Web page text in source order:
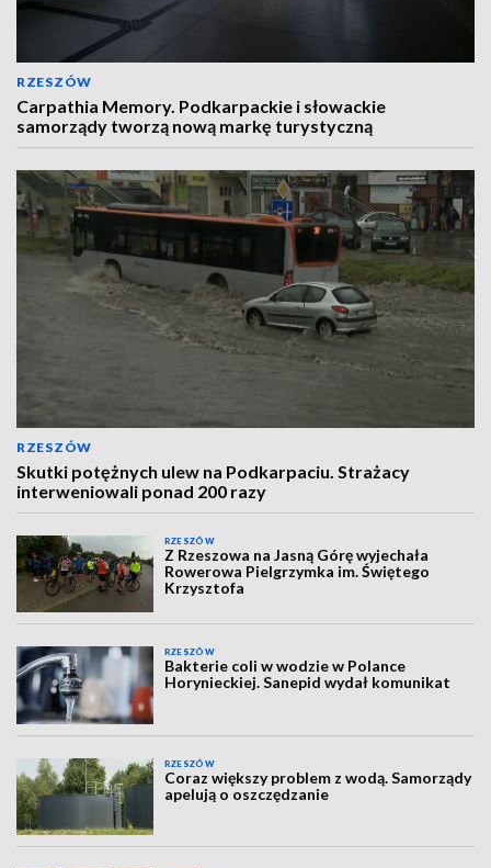
RZESZÓW
Carpathia Memory. Podkarpackie i słowackie
samorządy tworzą nową markę turystyczną
RZESZÓW
Skutki potężnych ulew na Podkarpaciu. Strażacy
interweniowali ponad 200 razy
RZESZÓW
Z Rzeszowa na Jasną Górę wyjechała
Rowerowa Pielgrzymka im. Świętego
Krzysztofa
RZESZÓW
Bakterie coli w wodzie w Polance
Horynieckiej. Sanepid wydał komunikat
RZESZÓW
Coraz większy problem z wodą. Samorządy
apelują o oszczędzanie